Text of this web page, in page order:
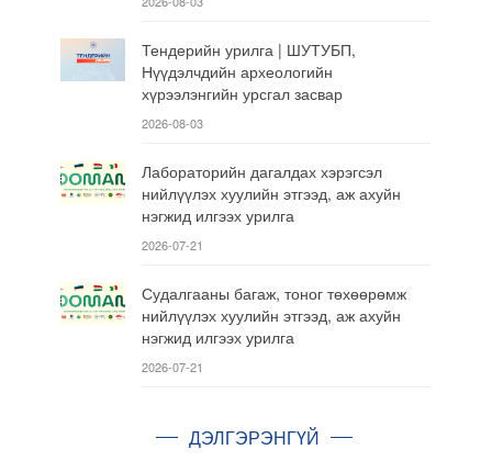
Тендерийн урилга | ШУТУБП,
Нүүдэлчдийн археологийн
хүрээлэнгийн урсгал засвар
2026-08-03
Лабораторийн дагалдах хэрэгсэл
нийлүүлэх хуулийн этгээд, аж ахуйн
нэгжид илгээх урилга
2026-07-21
Судалгааны багаж, тоног төхөөрөмж
нийлүүлэх хуулийн этгээд, аж ахуйн
нэгжид илгээх урилга
2026-07-21
ДЭЛГЭРЭНГҮЙ